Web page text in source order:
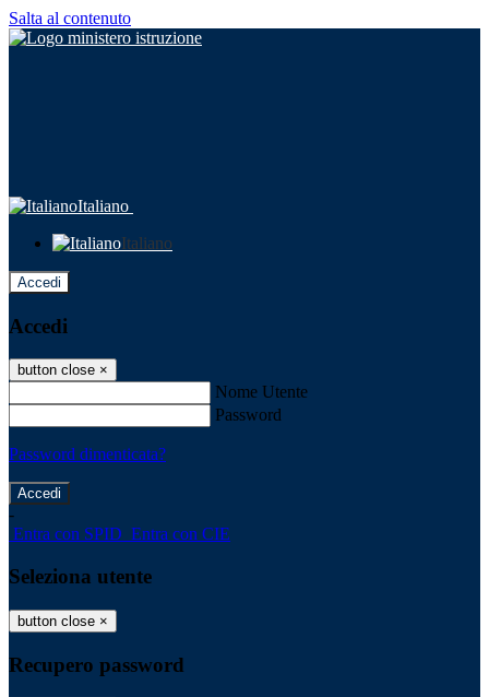
Salta al contenuto
Italiano
Italiano
Accedi
Accedi
button close ×
Nome Utente
Password
Password dimenticata?
-
Entra con SPID Entra con CIE
Seleziona utente
button close ×
Recupero password